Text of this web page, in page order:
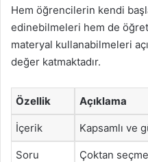
Hem öğrencilerin kendi
edinebilmeleri hem de
materyal kullanabilmeleri
değer katmaktadır.
Özellik Açıklama
İçerik Kapsamlı ve
Soru
Çoktan